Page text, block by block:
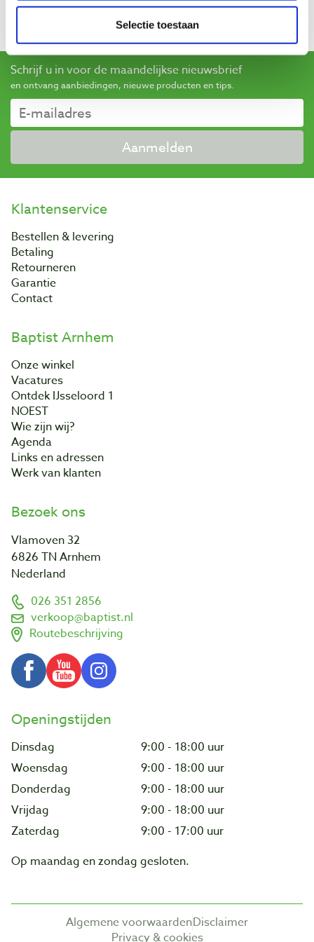
Selectie toestaan
beoordelingen gaat.Meer informatie
Schrijf u in voor de maandelijkse nieuwsbrief
en ontvang aanbiedingen, nieuwe producten en tips.
Aanmelden
Klantenservice
Bestellen & levering
Betaling
Retourneren
Garantie
Contact
Baptist Arnhem
Onze winkel
Vacatures
Ontdek IJsseloord 1
NOEST
Wie zijn wij?
Agenda
Links en adressen
Werk van klanten
Bezoek ons
Vlamoven 32
6826 TN Arnhem
Nederland
026 351 2856
verkoop@baptist.nl
Routebeschrijving
Openingstijden
Dinsdag
9:00 - 18:00 uur
Woensdag
9:00 - 18:00 uur
Donderdag
9:00 - 18:00 uur
Vrijdag
9:00 - 18:00 uur
Zaterdag
9:00 - 17:00 uur
Op maandag en zondag gesloten.
Algemene voorwaardenDisclaimer
Privacy & cookies